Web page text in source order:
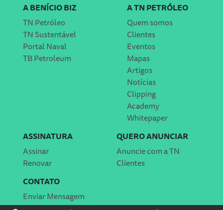
A BENÍCIO BIZ
TN Petróleo
TN Sustentável
Portal Naval
TB Petroleum
A TN PETRÓLEO
Quem somos
Clientes
Eventos
Mapas
Artigos
Notícias
Clipping
Academy
Whitepaper
ASSINATURA
Assinar
Renovar
QUERO ANUNCIAR
Anuncie com a TN
Clientes
CONTATO
Enviar Mensagem